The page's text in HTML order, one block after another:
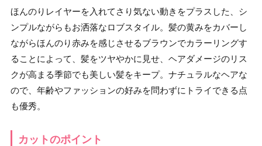
ほんのりレイヤーを入れてさり気ない動きをプラスした、シ
ンプルながらもお洒落なロブスタイル。髪の黄みをカバーし
ながらほんのり赤みを感じさせるブラウンでカラーリングす
ることによって、髪をツヤやかに見せ、ヘアダメージのリス
クが高まる季節でも美しい髪をキープ。ナチュラルなヘアな
ので、年齢やファッションの好みを問わずにトライできる点
も優秀。
カットのポイント